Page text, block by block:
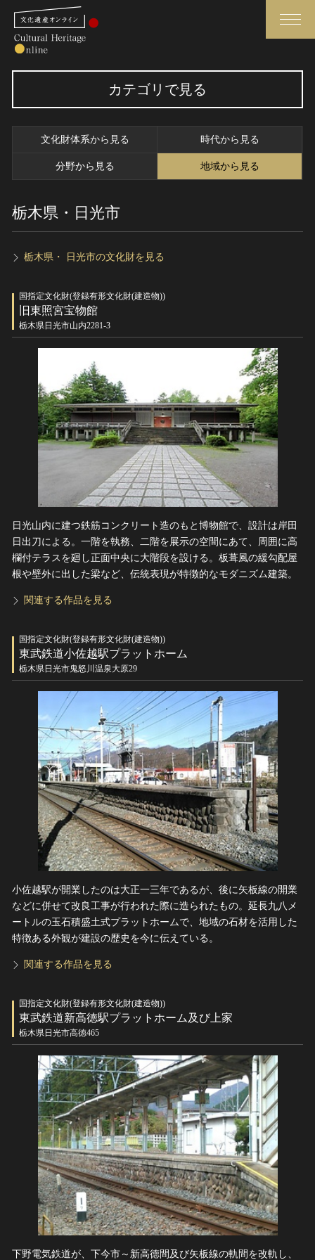
さらに詳細検索
トップ
作品一覧
カテゴリで見る
全国の美術館・博物館
世界遺産
動画で見る無形の文化財
博物館、美術館の皆さまへ
お知らせ一覧
サイトマップ
サイトのご意見はこちら
国指定文化財等データベース
カテゴリで見る
文化財体系から見る 時代から見る
分野から見る 地域から見る
栃木県・日光市
栃木県・ 日光市の文化財を見る
国指定文化財(登録有形文化財(建造物))
旧東照宮宝物館
栃木県日光市山内2281-3
日光山内に建つ鉄筋コンクリート造のもと博物館で、設計は岸田
日出刀による。一階を執務、二階を展示の空間にあて、周囲に高
欄付テラスを廻し正面中央に大階段を設ける。板葺風の緩勾配屋
根や壁外に出した梁など、伝統表現が特徴的なモダニズム建築。
関連する作品を見る
国指定文化財(登録有形文化財(建造物))
東武鉄道小佐越駅プラットホーム
栃木県日光市鬼怒川温泉大原29
小佐越駅が開業したのは大正一三年であるが、後に矢板線の開業
などに併せて改良工事が行われた際に造られたもの。延長九八メ
ートルの玉石積盛土式プラットホームで、地域の石材を活用した
特徴ある外観が建設の歴史を今に伝えている。
関連する作品を見る
国指定文化財(登録有形文化財(建造物))
東武鉄道新高徳駅プラットホーム及び上家
栃木県日光市高徳465
下野電気鉄道が、下今市～新高徳間及び矢板線の軌間を改軌し、